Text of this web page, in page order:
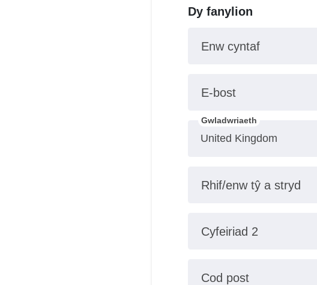
Dy fanylion
Enw cyntaf
E-bost
Gwladwriaeth
Rhif/enw tŷ a stryd
Cyfeiriad 2
Cod post